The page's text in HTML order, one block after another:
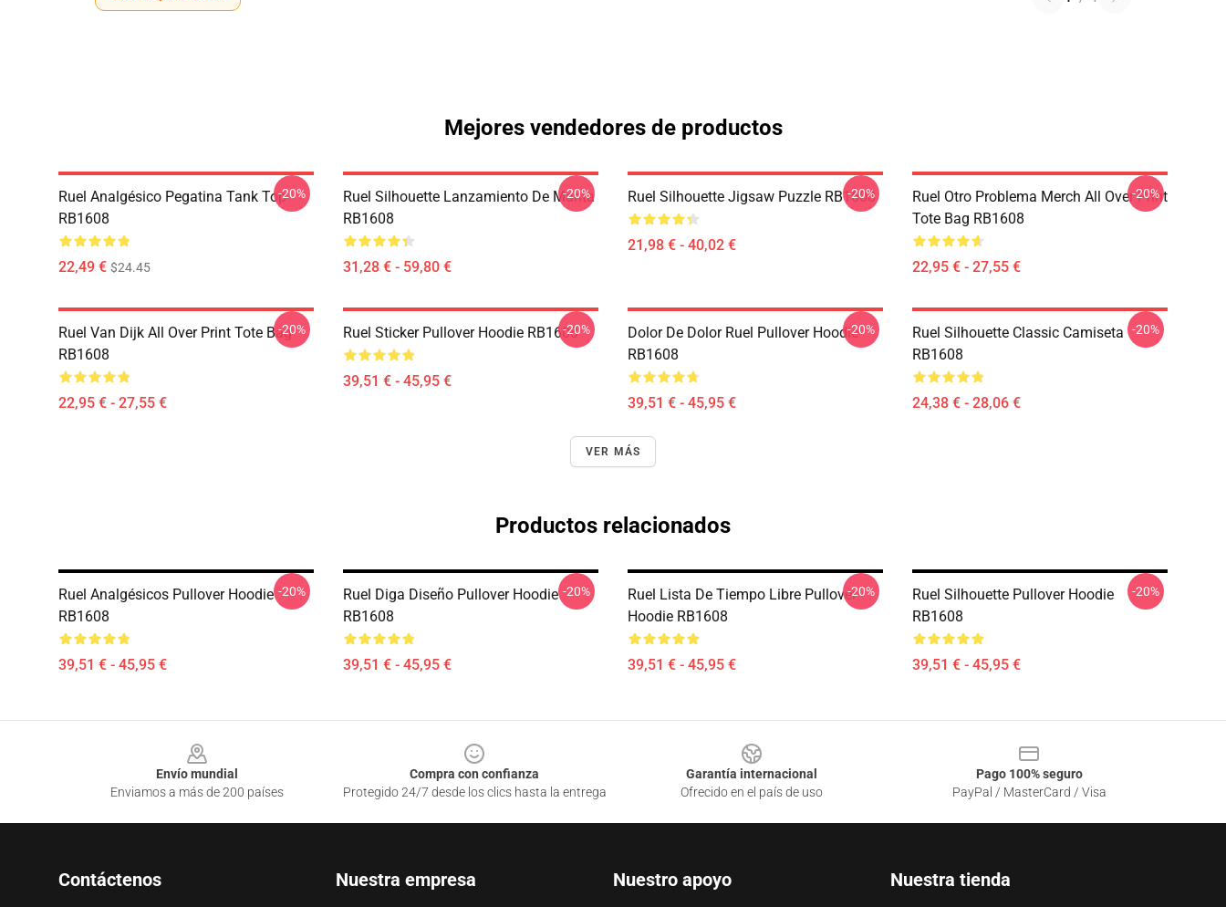
Mejores vendedores de productos
Ruel Analgésico Pegatina Tank Top
RB1608
22,49 € $24.45
-20%
Ruel Silhouette Lanzamiento De Manta
RB1608
31,28 € - 59,80 €
-20% Ruel Silhouette Jigsaw Puzzle RB1608
21,98 € - 40,02 €
-20%
Ruel Otro Problema Merch All Over Print
Tote Bag RB1608
22,95 € - 27,55 €
-20%
Ruel Van Dijk All Over Print Tote Bag
RB1608
22,95 € - 27,55 €
-20% Ruel Sticker Pullover Hoodie RB1608
39,51 € - 45,95 €
-20%
Dolor De Dolor Ruel Pullover Hoodie
RB1608
39,51 € - 45,95 €
-20%
Ruel Silhouette Classic Camiseta
RB1608
24,38 € - 28,06 €
-20%
VER MÁS
Productos relacionados
Ruel Analgésicos Pullover Hoodie
RB1608
39,51 € - 45,95 €
-20%
Ruel Diga Diseño Pullover Hoodie
RB1608
39,51 € - 45,95 €
-20%
Ruel Lista De Tiempo Libre Pullover
Hoodie RB1608
39,51 € - 45,95 €
-20%
Ruel Silhouette Pullover Hoodie
RB1608
39,51 € - 45,95 €
-20%
Envío mundial
Enviamos a más de 200 países
Compra con confianza
Protegido 24/7 desde los clics hasta la entrega
Garantía internacional
Ofrecido en el país de uso
Pago 100% seguro
PayPal / MasterCard / Visa
Contáctenos Nuestra empresa Nuestro apoyo Nuestra tienda